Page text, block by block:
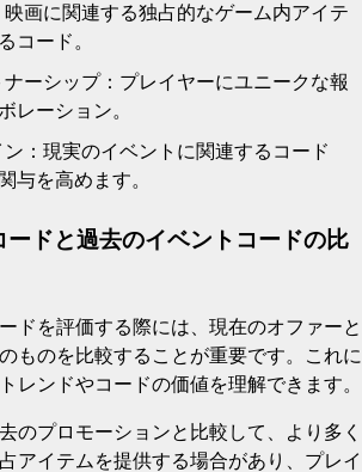
画に関連する独占的なゲーム内アイテ
コード。
ーシップ：プレイヤーにユニークな報
レーション。
：現実のイベントに関連するコード
与を高めます。
ドと過去のイベントコードの比
ドを評価する際には、現在のオファーと
ものを比較することが重要です。これに
レンドやコードの価値を理解できます。
のプロモーションと比較して、より多く
アイテムを提供する場合があり、プレイ